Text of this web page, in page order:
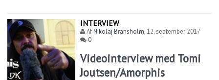
INTERVIEW
AfNikolaj Bransholm,12. september 2017
0
Videointerview med Tomi
Joutsen/Amorphis